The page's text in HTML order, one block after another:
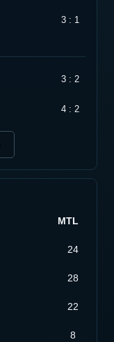
3 : 1
3 : 2
4 : 2
MTL
24
28
22
8